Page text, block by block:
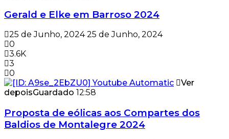
Gerald e Elke em Barroso 2024
25 de Junho, 2024 25 de Junho, 2024
0
3.6K
3
0
Ver
depoisGuardado 12:58
Proposta de eólicas aos Compartes dos
Baldios de Montalegre 2024